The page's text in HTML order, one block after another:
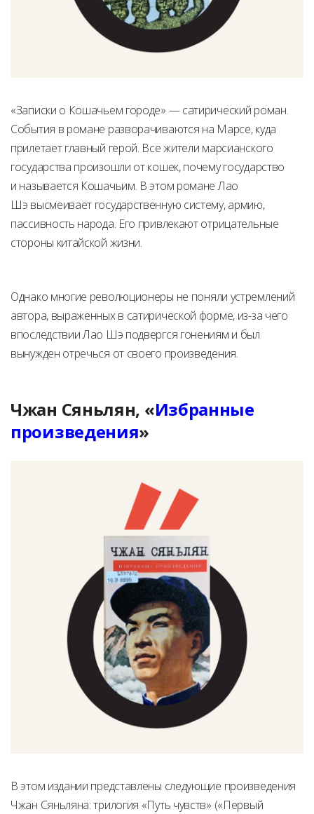
«Записки о Кошачьем городе» — сатирический роман.
События в романе разворачиваются на Марсе, куда
прилетает главный герой. Все жители марсианского
государства произошли от кошек, почему государство
и называется Кошачьим. В этом романе Лао
Шэ высмеивает государственную систему, армию,
пассивность народа. Его привлекают отрицательные
стороны китайской жизни.
Однако многие революционеры не поняли устремлений
автора, выраженных в сатирической форме, из-за чего
впоследствии Лао Шэ подвергся гонениям и был
вынужден отречься от своего произведения.
Чжан Сяньлян, «Избранные
произведения»
В этом издании представлены следующие произведения
Чжан Сяньляна: трилогия «Путь чувств» («Первый